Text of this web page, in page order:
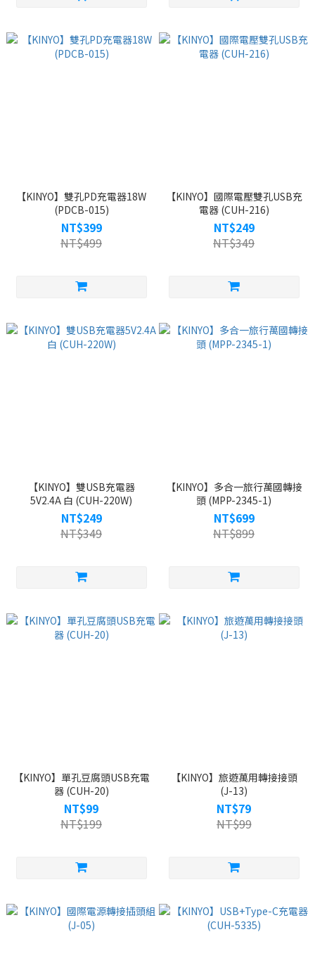
【KINYO】雙孔PD充電器18W
(PDCB-015)
NT$399
NT$499
【KINYO】國際電壓雙孔USB充
電器 (CUH-216)
NT$249
NT$349
【KINYO】雙USB充電器
5V2.4A 白 (CUH-220W)
NT$249
NT$349
【KINYO】多合一旅行萬國轉接
頭 (MPP-2345-1)
NT$699
NT$899
【KINYO】單孔豆腐頭USB充電
器 (CUH-20)
NT$99
NT$199
【KINYO】旅遊萬用轉接接頭
(J-13)
NT$79
NT$99